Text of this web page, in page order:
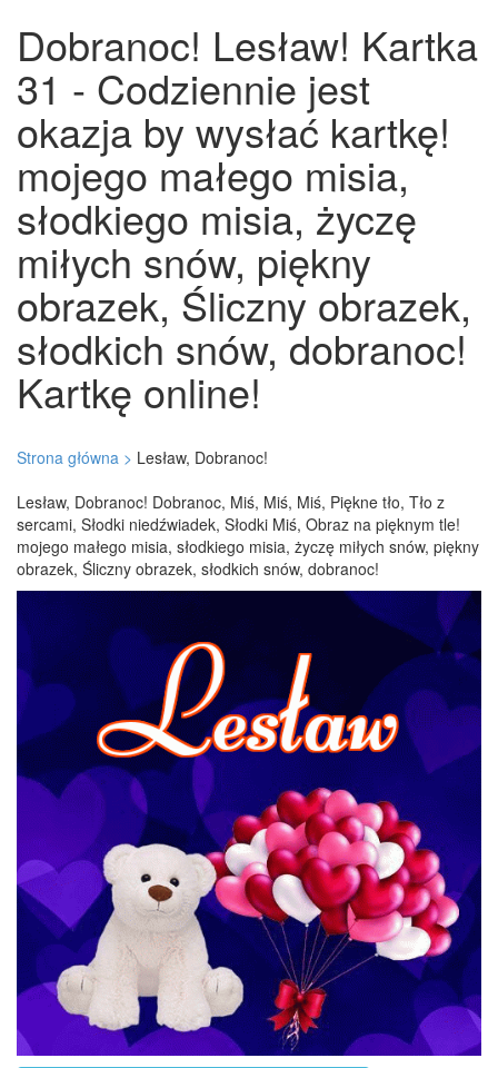
Dobranoc! Lesław! Kartka
31 - Codziennie jest
okazja by wysłać kartkę!
mojego małego misia,
słodkiego misia, życzę
miłych snów, piękny
obrazek, Śliczny obrazek,
słodkich snów, dobranoc!
Kartkę online!
Strona główna > Lesław, Dobranoc!
Lesław, Dobranoc! Dobranoc, Miś, Miś, Miś, Piękne tło, Tło z
sercami, Słodki niedźwiadek, Słodki Miś, Obraz na pięknym tle!
mojego małego misia, słodkiego misia, życzę miłych snów, piękny
obrazek, Śliczny obrazek, słodkich snów, dobranoc!